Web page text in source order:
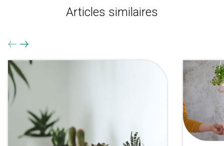
Articles similaires